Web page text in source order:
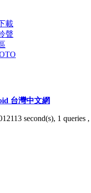
載
聲
台灣中文網
second(s), 1